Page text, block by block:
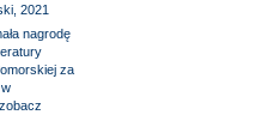
2021
nagrodę
za